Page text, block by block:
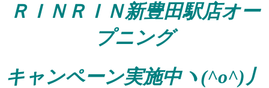
ＲＩＮＲＩＮ新豊田駅店オー
プニング
キャンペーン実施中ヽ(^o^)丿